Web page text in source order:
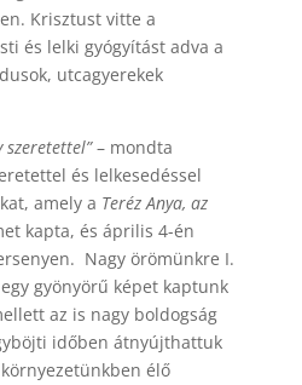
Krisztust vitte a
és lelki gyógyítást adva a
utcagyerekek
szeretettel”– mondta
és lelkesedéssel
amely a Teréz Anya, az
kapta, és április 4-én
Nagy örömünkre I.
gyönyörű képet kaptunk
az is nagy boldogság
időben átnyújthattuk
élő